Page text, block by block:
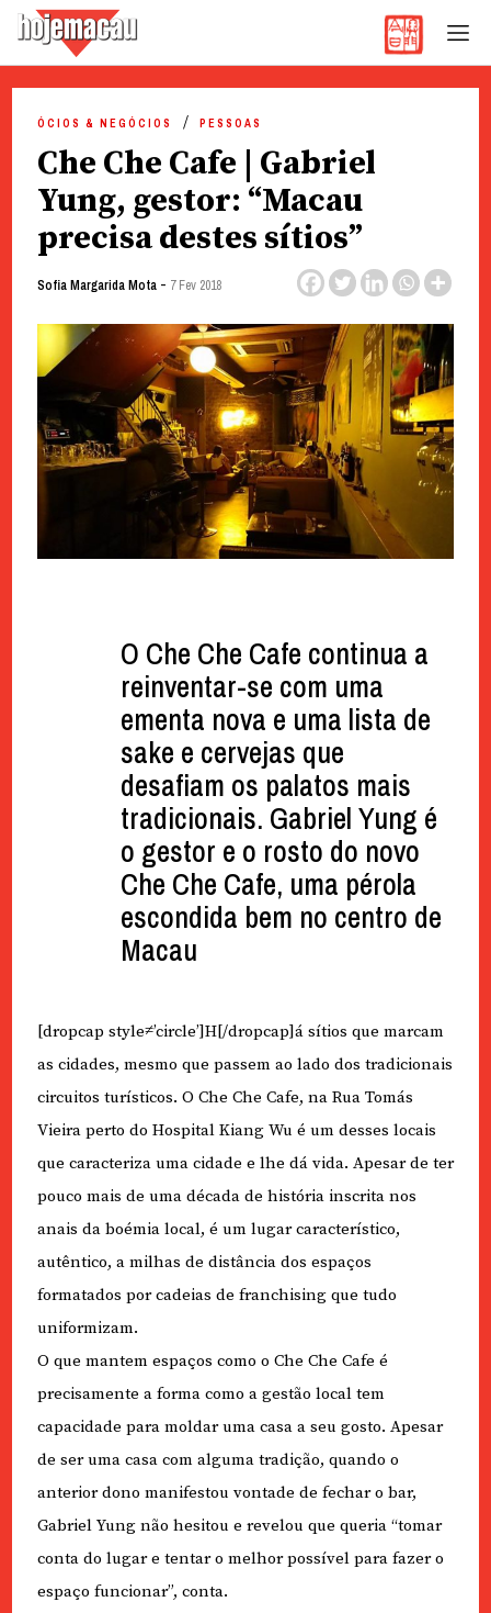
content
ÓCIOS & NEGÓCIOS PESSOAS
Che Che Cafe | Gabriel
Yung, gestor: “Macau
precisa destes sítios”
Sofia Margarida Mota- 7 Fev 2018
O Che Che Cafe continua a
reinventar-se com uma
ementa nova e uma lista de
sake e cervejas que
desafiam os palatos mais
tradicionais. Gabriel Yung é
o gestor e o rosto do novo
Che Che Cafe, uma pérola
escondida bem no centro de
Macau
[dropcap style≠’circle’]H[/dropcap]á sítios que marcam
as cidades, mesmo que passem ao lado dos tradicionais
circuitos turísticos. O Che Che Cafe, na Rua Tomás
Vieira perto do Hospital Kiang Wu é um desses locais
que caracteriza uma cidade e lhe dá vida. Apesar de ter
pouco mais de uma década de história inscrita nos
anais da boémia local, é um lugar característico,
autêntico, a milhas de distância dos espaços
formatados por cadeias de franchising que tudo
uniformizam.
O que mantem espaços como o Che Che Cafe é
precisamente a forma como a gestão local tem
capacidade para moldar uma casa a seu gosto. Apesar
de ser uma casa com alguma tradição, quando o
anterior dono manifestou vontade de fechar o bar,
Gabriel Yung não hesitou e revelou que queria “tomar
conta do lugar e tentar o melhor possível para fazer o
espaço funcionar”, conta.